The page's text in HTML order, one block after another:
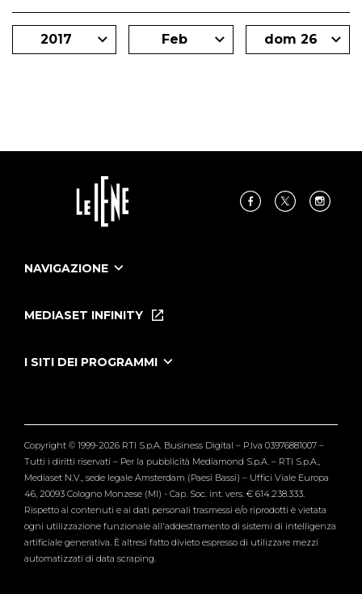
2017 Feb dom 26
NAVIGAZIONE
Le Iene Presentano Inside
Tutti i servizi
MEDIASET INFINITY
I SITI DEI PROGRAMMI
Verissimo
Copyright © 1999-2026 RTI S.p.A. Business Digital – P.Iva 03976881007 –
Tutti i diritti riservati – Per la pubblicità Mediamond S.p.A. – RTI S.p.A.,
Mediaset N.V., sede legale Amsterdam (Paesi Bassi) – Uffici Viale Europa
46, 20093 Cologno Monzese (MI) - Cap. Soc. int. vers. € 614.238.333.
Rispetto ai contenuti e ai dati personali trasmessi e/o riprodotti è vietata
ogni utilizzazione funzionale all'addestramento di sistemi di intelligenza
artificiale generativa. È altresì fatto divieto espresso di utilizzare mezzi
automatizzati di data scraping.